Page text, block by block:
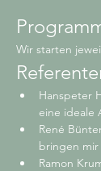
Wir starten
Hanspeter
eine ideale
René
bringen mir
Ramon